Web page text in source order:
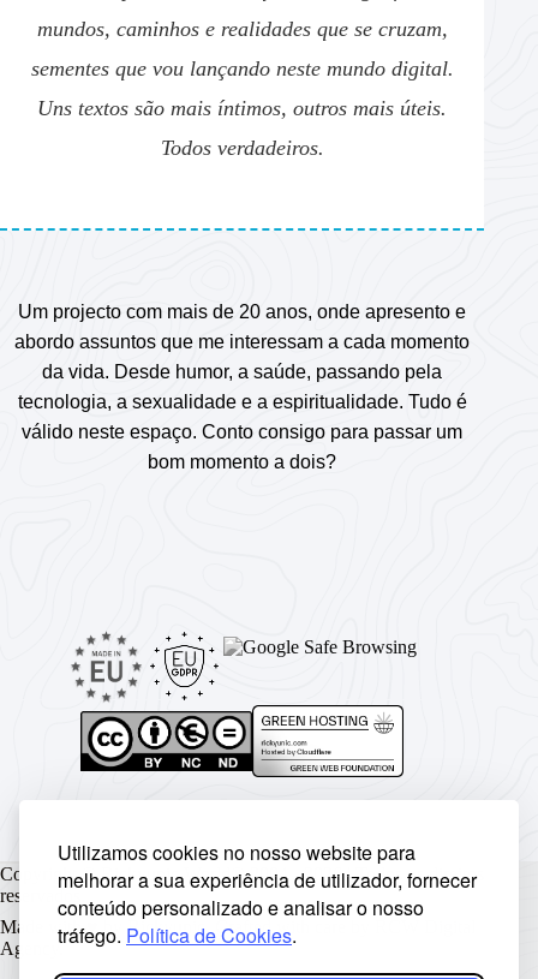
Utilizamos cookies no nosso website para
melhorar a sua experiência de utilizador, fornecer
conteúdo personalizado e analisar o nosso
tráfego. Política de Cookies.
mundos, caminhos e realidades que se cruzam,
sementes que vou lançando neste mundo digital.
Uns textos são mais íntimos, outros mais úteis.
Todos verdadeiros.
Um projecto com mais de 20 anos, onde apresento e
abordo assuntos que me interessam a cada momento
da vida. Desde humor, a saúde, passando pela
tecnologia, a sexualidade e a espiritualidade. Tudo é
válido neste espaço. Conto consigo para passar um
bom momento a dois?
Copyright © Rickyunic World® 2004 - 2026 | Todos os direitos
reservados.
Made with ♥ by Rickyunic . Crafted with care by
Agency .